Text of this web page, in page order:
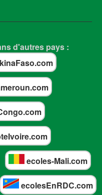
d'autres pays :
ecoles-Mali.com
ecolesEnRDC.com